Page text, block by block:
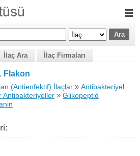
İlaç Ara İlaç Firmaları
Flakon
(Antienfektif) İlaçlar » Antibakteriyel
Antibakteriyeller » Glikopeptid